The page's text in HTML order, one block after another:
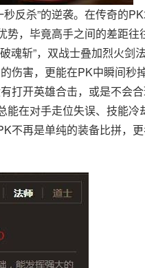
反杀”的逆袭。在传奇的
势，毕竟高手之间的差距往
魂斩”，双战士叠加烈火剑
伤害，更能在PK中瞬间秒
打开英雄合击，或是不会
能在对手走位失误、技能冷
不再是单纯的装备比拼，